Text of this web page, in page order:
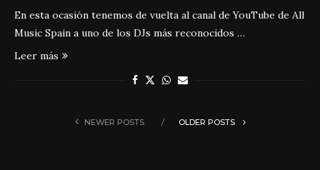
En esta ocasión tenemos de vuelta al canal de YouTube de All
Music Spain a uno de los DJs más reconocidos …
Leer más
NEWER POSTS OLDER POSTS